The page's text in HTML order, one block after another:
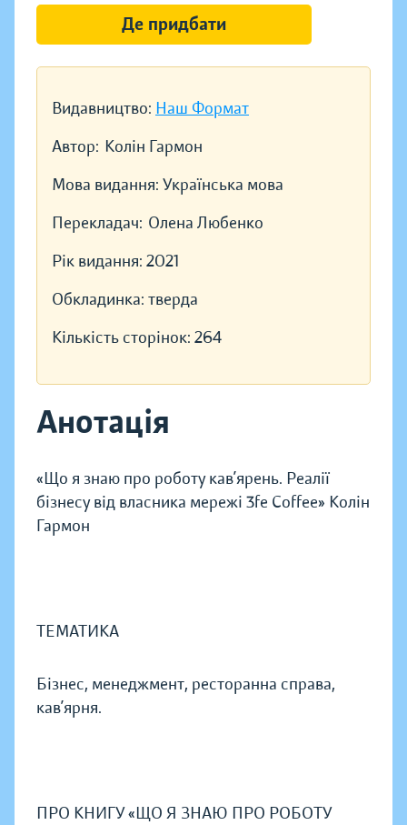
Видавництво: Наш Формат
Автор: Колін Гармон
Мова видання: Українська мова
Перекладач: Олена Любенко
Рік видання: 2021
Обкладинка: тверда
Кількість сторінок: 264
Анотація
«Що я знаю про роботу кав’ярень. Реалії
бізнесу від власника мережі 3fe Coffee» Колін
Гармон
ТЕМАТИКА
Бізнес, менеджмент, ресторанна справа,
кав’ярня.
ПРО КНИГУ «ЩО Я ЗНАЮ ПРО РОБОТУ
Де придбати